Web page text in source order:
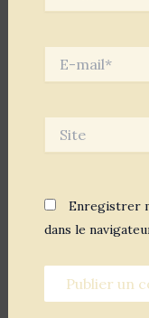
mail*
Enregistrer
dans le